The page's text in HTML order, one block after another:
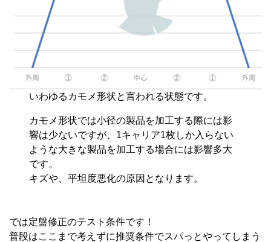
いわゆるカモメ形状と言われる状態です。
カモメ形状では小径の製品を加工する際には影
響は少ないですが、1キャリア1枚しか入らない
ような大きな製品を加工する場合には影響多大
です。
キズや、平坦度悪化の原因となります。
では定盤修正のテスト条件です！
普段はここまで考えずに推奨条件でスパっとやってしまう